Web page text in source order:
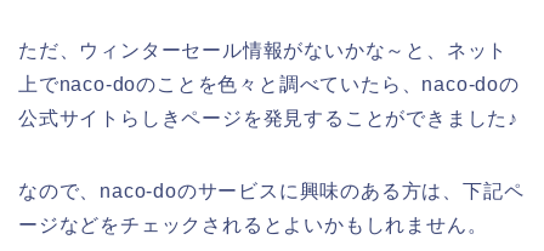
ただ、ウィンターセール情報がないかな～と、ネット
上でnaco-doのことを色々と調べていたら、naco-doの
公式サイトらしきページを発見することができました♪
なので、naco-doのサービスに興味のある方は、下記ペ
ージなどをチェックされるとよいかもしれません。